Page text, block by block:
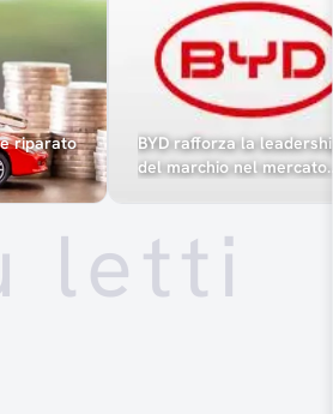
letti
riparato
il suo
BYD rafforza la
del marchio nel mercato